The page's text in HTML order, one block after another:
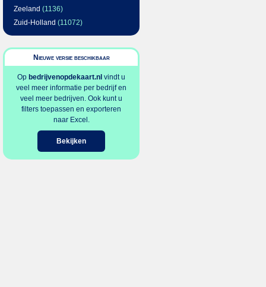
Zeeland (1136)
Zuid-Holland (11072)
Nieuwe versie beschikbaar
Op bedrijvenopdekaart.nl vindt u
veel meer informatie per bedrijf en
veel meer bedrijven. Ook kunt u
filters toepassen en exporteren
naar Excel.
Bekijken